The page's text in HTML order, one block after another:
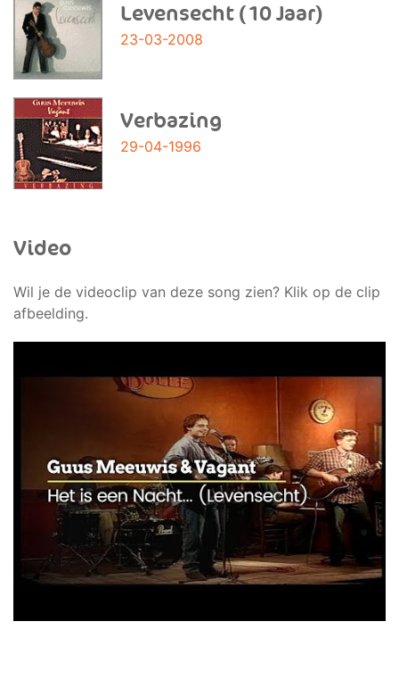
Levensecht (10 Jaar)
23-03-2008
Verbazing
29-04-1996
Video
Wil je de videoclip van deze song zien? Klik op de clip
afbeelding.